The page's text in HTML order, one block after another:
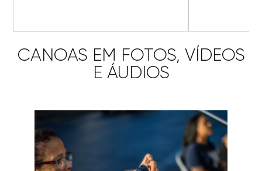
CANOAS EM FOTOS, VÍDEOS
E ÁUDIOS